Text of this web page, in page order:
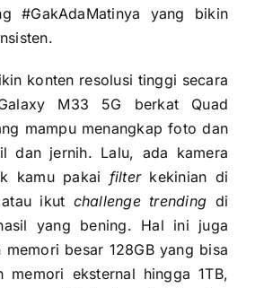
#GakAdaMatinya yang bikin
konten resolusi tinggi secara
M33 5G berkat Quad
mampu menangkap foto dan
dan jernih. Lalu, ada kamera
kamu pakai filterkekinian di
ikut challenge trending di
yang bening. Hal ini juga
besar 128GB yang bisa
memori eksternal hingga 1TB,